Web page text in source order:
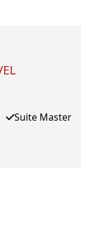
Suite Master